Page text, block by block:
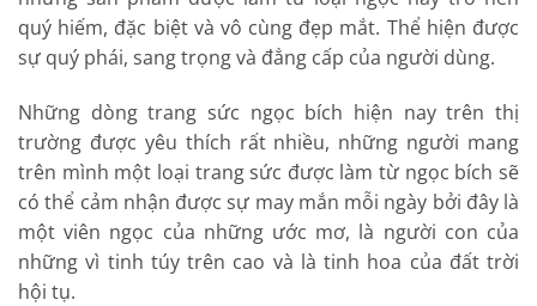
quý hiếm, đặc biệt và vô cùng đẹp mắt. Thể hiện được
sự quý phái, sang trọng và đẳng cấp của người dùng.
Những dòng trang sức ngọc bích hiện nay trên thị
trường được yêu thích rất nhiều, những người mang
trên mình một loại trang sức được làm từ ngọc bích sẽ
có thể cảm nhận được sự may mắn mỗi ngày bởi đây là
một viên ngọc của những ước mơ, là người con của
những vì tinh túy trên cao và là tinh hoa của đất trời
hội tụ.